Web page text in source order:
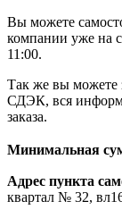
Вы можете
компании уже на
11:00.
Так же вы можете
СДЭК, вся
заказа.
Минимальная
Адрес пункта
квартал № 32,